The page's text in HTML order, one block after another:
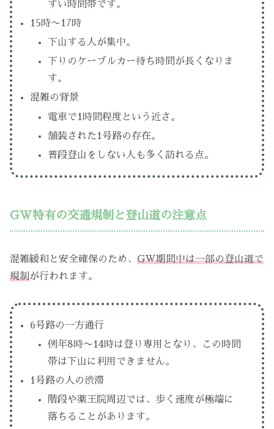
すい時間帯です。
15時〜17時
下山する人が集中。
下りのケーブルカー待ち時間が長くなりま
す。
混雑の背景
電車で1時間程度という近さ。
舗装された1号路の存在。
普段登山をしない人も多く訪れる点。
GW特有の交通規制と登山道の注意点
混雑緩和と安全確保のため、 GW期間中は一部の登山道で
規制が行われます。
6号路の一方通行
例年8時〜14時は登り専用となり、この時間
帯は下山に利用できません。
1号路の人の渋滞
階段や薬王院周辺では、歩く速度が極端に
落ちることがあります。